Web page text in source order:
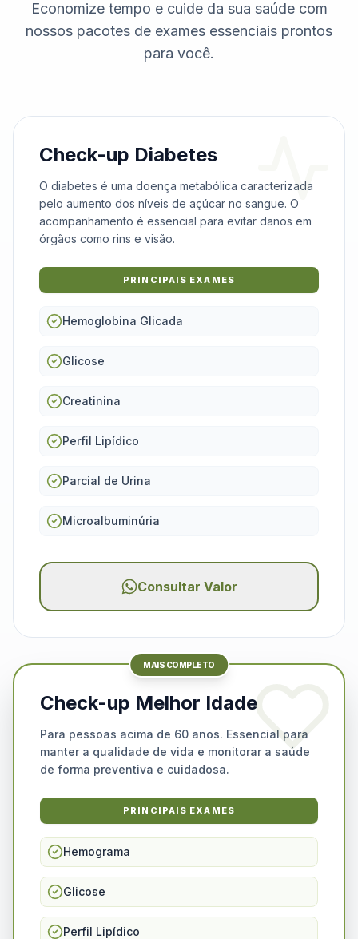
Economize tempo e cuide da sua saúde com
nossos pacotes de exames essenciais prontos
para você.
Check-up Diabetes
O diabetes é uma doença metabólica caracterizada
pelo aumento dos níveis de açúcar no sangue. O
acompanhamento é essencial para evitar danos em
órgãos como rins e visão.
PRINCIPAIS EXAMES
Hemoglobina Glicada
Glicose
Creatinina
Perfil Lipídico
Parcial de Urina
Microalbuminúria
Consultar Valor
MAIS COMPLETO
Check-up Melhor Idade
Para pessoas acima de 60 anos. Essencial para
manter a qualidade de vida e monitorar a saúde
de forma preventiva e cuidadosa.
PRINCIPAIS EXAMES
Hemograma
Glicose
Perfil Lipídico